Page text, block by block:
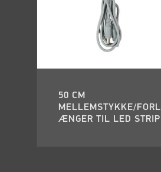
50 CM
MELLEMSTYKKE/FORL
ÆNGER TIL LED STRIP